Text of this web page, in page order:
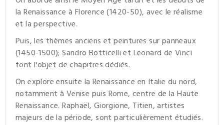
la Renaissance à Florence (1420-50), avec le réalisme
et la perspective.
Puis, les thèmes anciens et peintures sur panneaux
(1450-1500); Sandro Botticelli et Leonard de Vinci
font l'objet de chapitres dédiés.
On explore ensuite la Renaissance en Italie du nord,
notamment à Venise puis Rome, centre de la Haute
Renaissance. Raphaël, Giorgione, Titien, artistes
majeurs de la période, sont particulièrement étudiés.